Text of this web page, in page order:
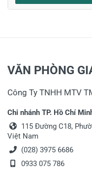
VĂN PHÒNG
Công Ty TNHH MTV
Chi nhánh TP. Hồ Chí
115 Đường C18,
Việt Nam
(028) 3975 6686
0933 075 786